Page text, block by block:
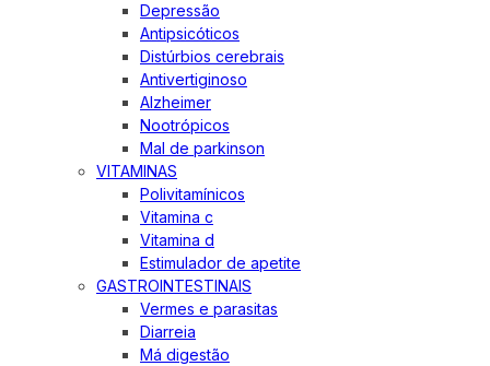
Depressão
Antipsicóticos
Distúrbios cerebrais
Antivertiginoso
Alzheimer
Nootrópicos
Mal de parkinson
VITAMINAS
Polivitamínicos
Vitamina c
Vitamina d
Estimulador de apetite
GASTROINTESTINAIS
Vermes e parasitas
Diarreia
Má digestão